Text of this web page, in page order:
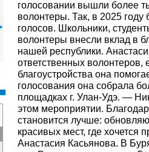
голосовании вышли более
волонтеры. Так, в 2025
голосов. Школьники,
волонтеры внесли вклад в
нашей республики.
ответственных волонтеров,
благоустройства она
голосования она собрала
площадках г. Улан-Удэ. —
этом мероприятии.
становится лучше:
красивых мест, где хочется
Анастасия Касьянова. В